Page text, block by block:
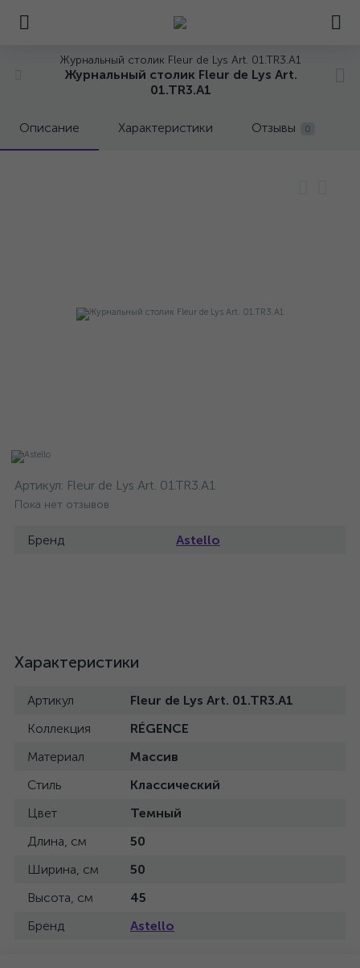
Журнальный столик Fleur de Lys Art. 01.TR3.A1
Журнальный столик Fleur de Lys Art.
01.TR3.A1
Описание Характеристики Отзывы 0
Артикул: Fleur de Lys Art. 01.TR3.A1
Пока нет отзывов
Бренд Astello
Характеристики
Артикул
Fleur de Lys Art. 01.TR3.A1
Коллекция
RÉGENCE
Материал
Массив
Стиль
Классический
Цвет
Темный
Длина, см
50
Ширина, см
50
Высота, см
45
Бренд
Astello